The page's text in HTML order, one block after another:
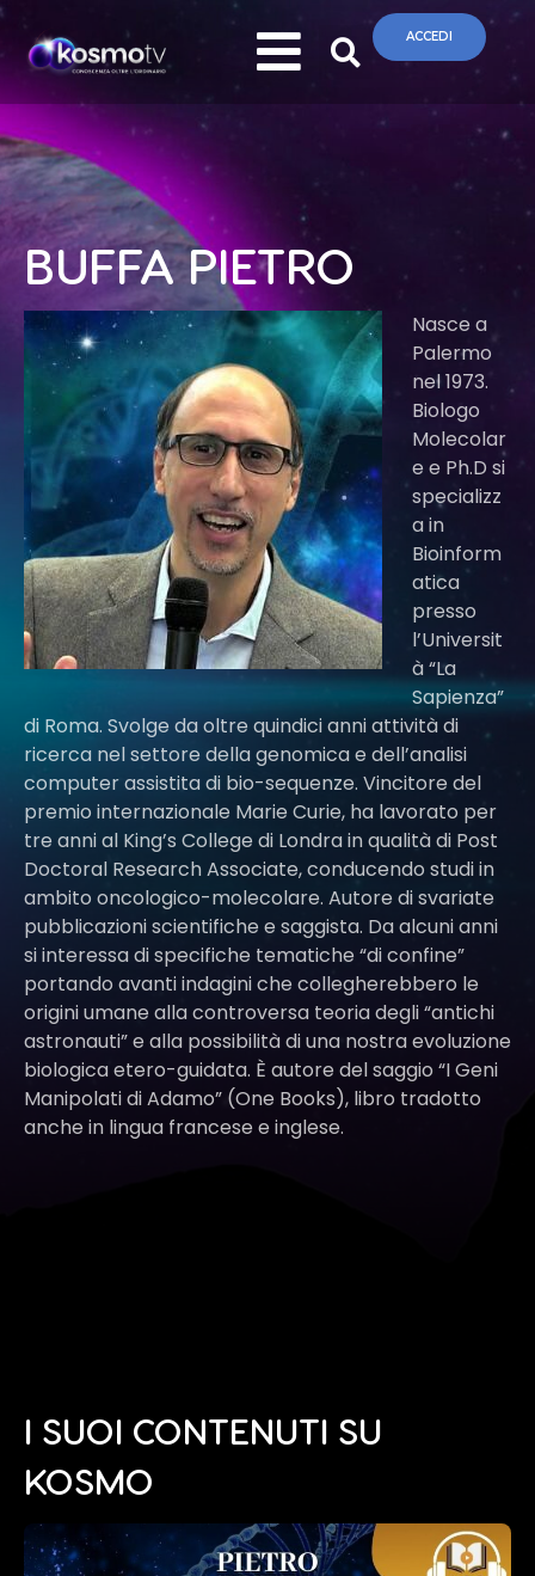
ACCEDI
BUFFA PIETRO
Nasce a
Palermo
nel 1973.
Biologo
Molecolar
e e Ph.D si
specializz
a in
Bioinform
atica
presso
l’Universit
à “La
Sapienza”
di Roma. Svolge da oltre quindici anni attività di
ricerca nel settore della genomica e dell’analisi
computer assistita di bio-sequenze. Vincitore del
premio internazionale Marie Curie, ha lavorato per
tre anni al King’s College di Londra in qualità di Post
Doctoral Research Associate, conducendo studi in
ambito oncologico-molecolare. Autore di svariate
pubblicazioni scientifiche e saggista. Da alcuni anni
si interessa di specifiche tematiche “di confine”
portando avanti indagini che collegherebbero le
origini umane alla controversa teoria degli “antichi
astronauti” e alla possibilità di una nostra evoluzione
biologica etero-guidata. È autore del saggio “I Geni
Manipolati di Adamo” (One Books), libro tradotto
anche in lingua francese e inglese.
I SUOI CONTENUTI SU
KOSMO